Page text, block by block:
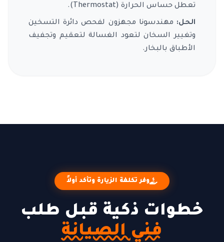
تعطل حساس الحرارة (Thermostat).
الحل: مهندسونا مجهزون لفحص دائرة التسخين
وتغيير السخان لتعود الغسالة لتعقيم وتجفيف
الأطباق بالبخار.
وفر تكلفة الزيارة وتأكد أولاً
خطوات ذكية قبل طلب
فني الصيانة